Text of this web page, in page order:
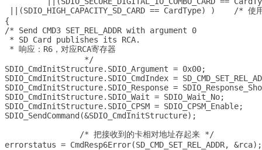
||(SDIO_HIGH_CAPACITY_SD_CARD == CardType) )	 /* 使用的是2.0的卡 */
{
/* Send CMD3 SET_REL_ADDR with argument 0
* SD Card publishes its RCA.
* 响应：R6，对应RCA寄存器
SDIO_CmdInitStructure.SDIO_Argument = 0x00;
SDIO_CmdInitStructure.SDIO_CmdIndex =
SDIO_CmdInitStructure.SDIO_Response =
SDIO_CmdInitStructure.SDIO_Wait = SDIO_Wait_No;
SDIO_CmdInitStructure.SDIO_CPSM = SDIO_CPSM_Enable;
SDIO_SendCommand(&SDIO_CmdInitStructure);
errorstatus = CmdResp6Error(SD_CMD_SET_REL_ADDR, &rca);